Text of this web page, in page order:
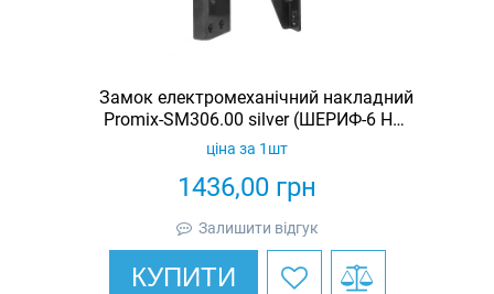
Замок електромеханічний накладний
Promix-SM306.00 silver (ШЕРИФ-6 НО-
С)
1436,00 грн
ціна за 1шт
Залишити відгук
КУПИТИ